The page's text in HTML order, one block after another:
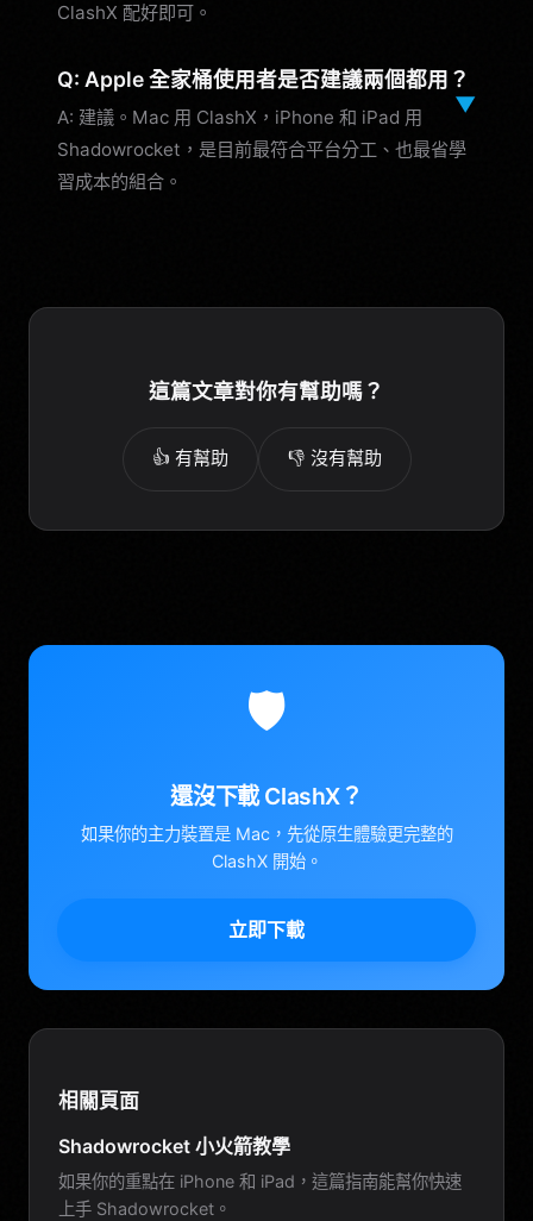
ClashX 配好即可。
Q: Apple 全家桶使用者是否建議兩個都用？
▼
A: 建議。Mac 用 ClashX，iPhone 和 iPad 用
Shadowrocket，是目前最符合平台分工、也最省學
習成本的組合。
這篇文章對你有幫助嗎？
👍 有幫助 👎 沒有幫助
🛡️
還沒下載 ClashX？
如果你的主力裝置是 Mac，先從原生體驗更完整的
ClashX 開始。
立即下載
相關頁面
Shadowrocket 小火箭教學
如果你的重點在 iPhone 和 iPad，這篇指南能幫你快速
上手 Shadowrocket。